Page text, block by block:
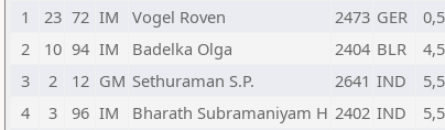
1
23 72 IM Vogel Roven 2473 GER 0,5
2
10 94 IM Badelka Olga 2404 BLR 4,5
3
2 12 GM Sethuraman S.P. 2641 IND 5,5
4
3 96 IM Bharath Subramaniyam H 2402 IND 5,5